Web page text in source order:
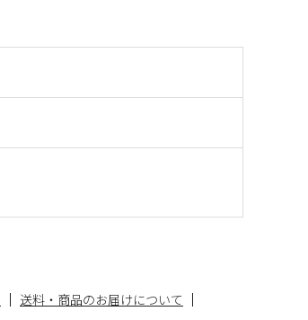
送料・商品のお届けについて